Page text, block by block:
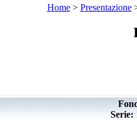
Home> Presentazione
Serie: